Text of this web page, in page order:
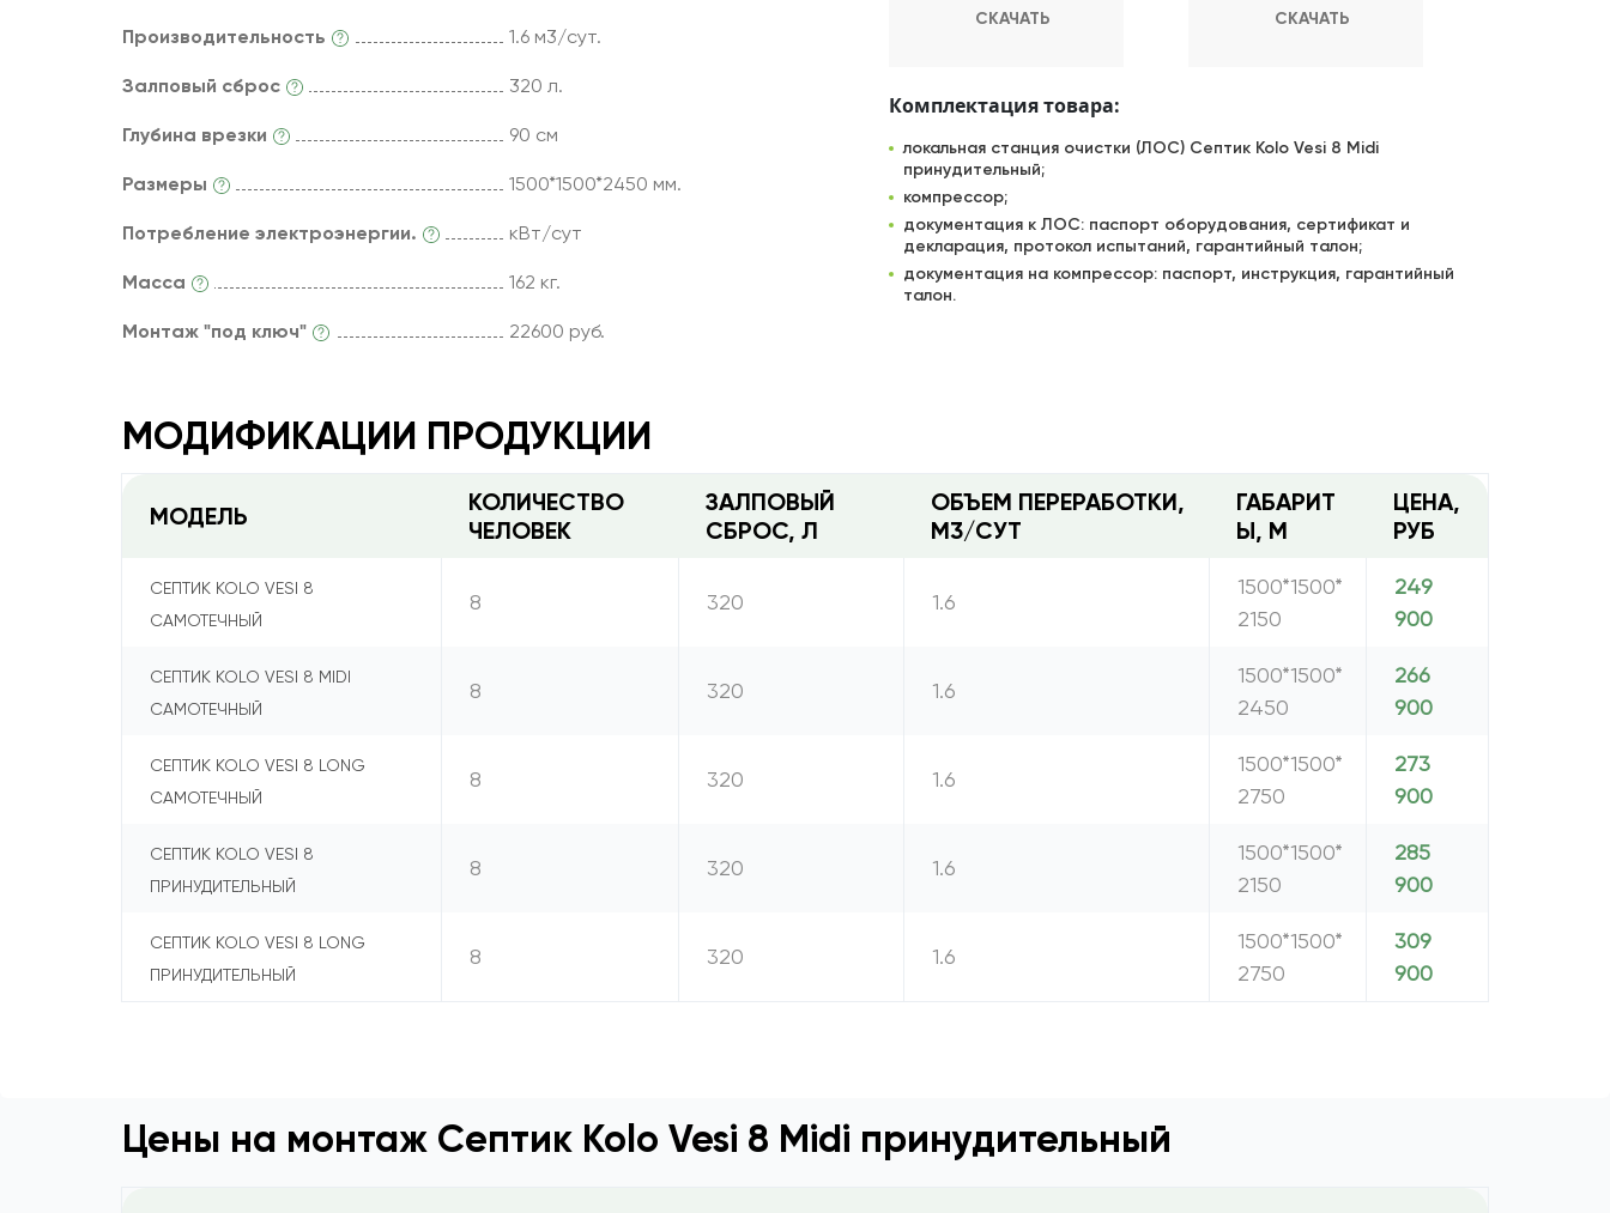
Производительность 1.6 м3/сут.
Залповый сброс 320 л.
Глубина врезки 90 см
Размеры 1500*1500*2450 мм.
Потребление электроэнергии. кВт/сут
Масса 162 кг.
Монтаж "под ключ" 22600 руб.
СКАЧАТЬ СКАЧАТЬ
Комплектация товара:
локальная станция очистки (ЛОС) Септик Kolo Vesi 8 Midi
принудительный;
компрессор;
документация к ЛОС: паспорт оборудования, сертификат и
декларация, протокол испытаний, гарантийный талон;
документация на компрессор: паспорт, инструкция, гарантийный
талон.
МОДИФИКАЦИИ ПРОДУКЦИИ
МОДЕЛЬ
КОЛИЧЕСТВО
ЧЕЛОВЕК
ЗАЛПОВЫЙ
СБРОС, Л
ОБЪЕМ ПЕРЕРАБОТКИ,
М3/СУТ
ГАБАРИТ
Ы, М
ЦЕНА,
РУБ
СЕПТИК KOLO VESI 8
САМОТЕЧНЫЙ
8 320 1.6
1500*1500*
2150
249
900
СЕПТИК KOLO VESI 8 MIDI
САМОТЕЧНЫЙ
8 320 1.6
1500*1500*
2450
266
900
СЕПТИК KOLO VESI 8 LONG
САМОТЕЧНЫЙ
8 320 1.6
1500*1500*
2750
273
900
СЕПТИК KOLO VESI 8
ПРИНУДИТЕЛЬНЫЙ
8 320 1.6
1500*1500*
2150
285
900
СЕПТИК KOLO VESI 8 LONG
ПРИНУДИТЕЛЬНЫЙ
8 320 1.6
1500*1500*
2750
309
900
Цены на монтаж Септик Kolo Vesi 8 Midi принудительный